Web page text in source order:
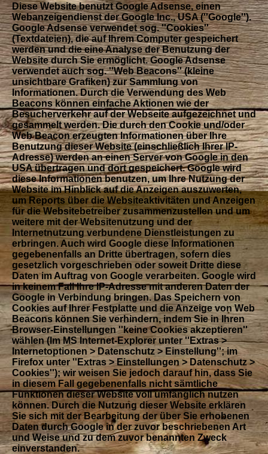
Diese Website benutzt Google Adsense, einen
Webanzeigendienst der Google Inc., USA (''Google'').
Google Adsense verwendet sog. ''Cookies''
(Textdateien), die auf Ihrem Computer gespeichert
werden und die eine Analyse der Benutzung der
Website durch Sie ermöglicht. Google Adsense
verwendet auch sog. ''Web Beacons'' (kleine
unsichtbare Grafiken) zur Sammlung von
Informationen. Durch die Verwendung des Web
Beacons können einfache Aktionen wie der
Besucherverkehr auf der Webseite aufgezeichnet und
gesammelt werden. Die durch den Cookie und/oder
Web Beacon erzeugten Informationen über Ihre
Benutzung dieser Website (einschließlich Ihrer IP-
Adresse) werden an einen Server von Google in den
USA übertragen und dort gespeichert. Google wird
diese Informationen benutzen, um Ihre Nutzung der
Website im Hinblick auf die Anzeigen auszuwerten,
um Reports über die Websiteaktivitäten und Anzeigen
für die Websitebetreiber zusammenzustellen und um
weitere mit der Websitenutzung und der
Internetnutzung verbundene Dienstleistungen zu
erbringen. Auch wird Google diese Informationen
gegebenenfalls an Dritte übertragen, sofern dies
gesetzlich vorgeschrieben oder soweit Dritte diese
Daten im Auftrag von Google verarbeiten. Google wird
in keinem Fall Ihre IP-Adresse mit anderen Daten der
Google in Verbindung bringen. Das Speichern von
Cookies auf Ihrer Festplatte und die Anzeige von Web
Beacons können Sie verhindern, indem Sie in Ihren
Browser-Einstellungen ''keine Cookies akzeptieren''
wählen (Im MS Internet-Explorer unter ''Extras >
Internetoptionen > Datenschutz > Einstellung''; im
Firefox unter ''Extras > Einstellungen > Datenschutz >
Cookies''); wir weisen Sie jedoch darauf hin, dass Sie
in diesem Fall gegebenenfalls nicht sämtliche
Funktionen dieser Website voll umfänglich nutzen
können. Durch die Nutzung dieser Website erklären
Sie sich mit der Bearbeitung der über Sie erhobenen
Daten durch Google in der zuvor beschriebenen Art
und Weise und zu dem zuvor benannten Zweck
einverstanden.